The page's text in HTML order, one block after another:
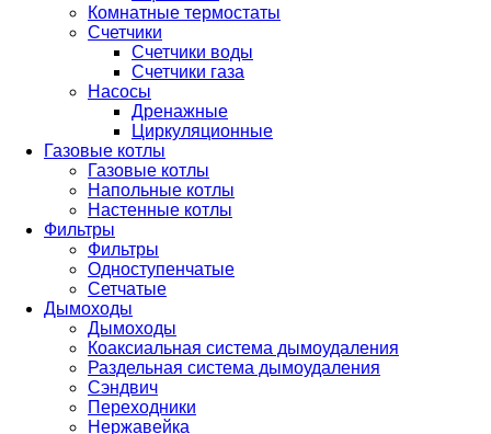
Комнатные термостаты
Счетчики
Счетчики воды
Счетчики газа
Насосы
Дренажные
Циркуляционные
Газовые котлы
Газовые котлы
Напольные котлы
Настенные котлы
Фильтры
Фильтры
Одноступенчатые
Сетчатые
Дымоходы
Дымоходы
Коаксиальная система дымоудаления
Раздельная система дымоудаления
Сэндвич
Переходники
Нержавейка